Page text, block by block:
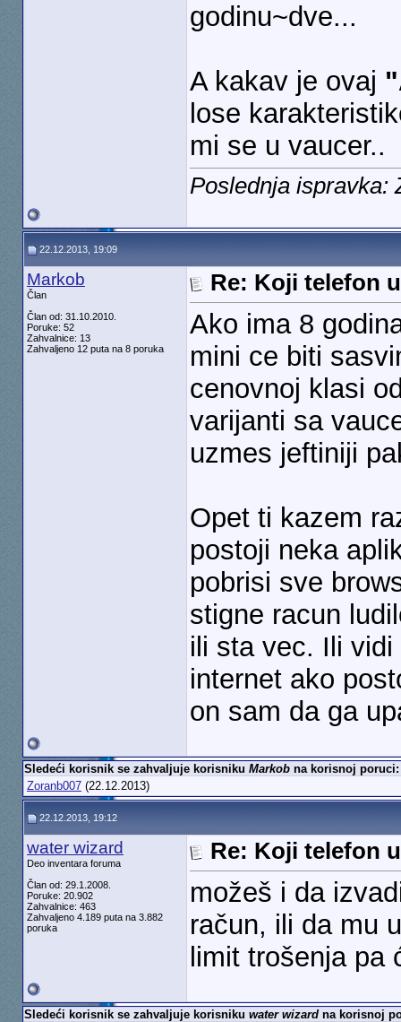
godinu~dve...
A kakav je ovaj
lose
mi se u vaucer..
Poslednja ispravka:
22.12.2013, 19:09
Markob
Član
Član od: 31.10.2010.
Poruke: 52
Zahvalnice: 13
Zahvaljeno 12 puta na 8 poruka
Re: Koji telefon
Ako ima 8
mini ce biti
cenovnoj klasi
varijanti sa
uzmes jeftiniji
Opet ti kazem
postoji neka
pobrisi sve
stigne racun
ili sta vec. Ili
internet ako
on sam da ga
Sledeći korisnik se zahvaljuje korisniku Markobna korisnoj poruci:
Zoranb007(22.12.2013)
22.12.2013, 19:12
water wizard
Deo inventara foruma
Član od: 29.1.2008.
Poruke: 20.902
Zahvalnice: 463
Zahvaljeno 4.189 puta na 3.882
poruka
Re: Koji telefon
možeš i da
račun, ili da mu
limit trošenja pa
Sledeći korisnik se zahvaljuje korisniku water wizardna korisnoj